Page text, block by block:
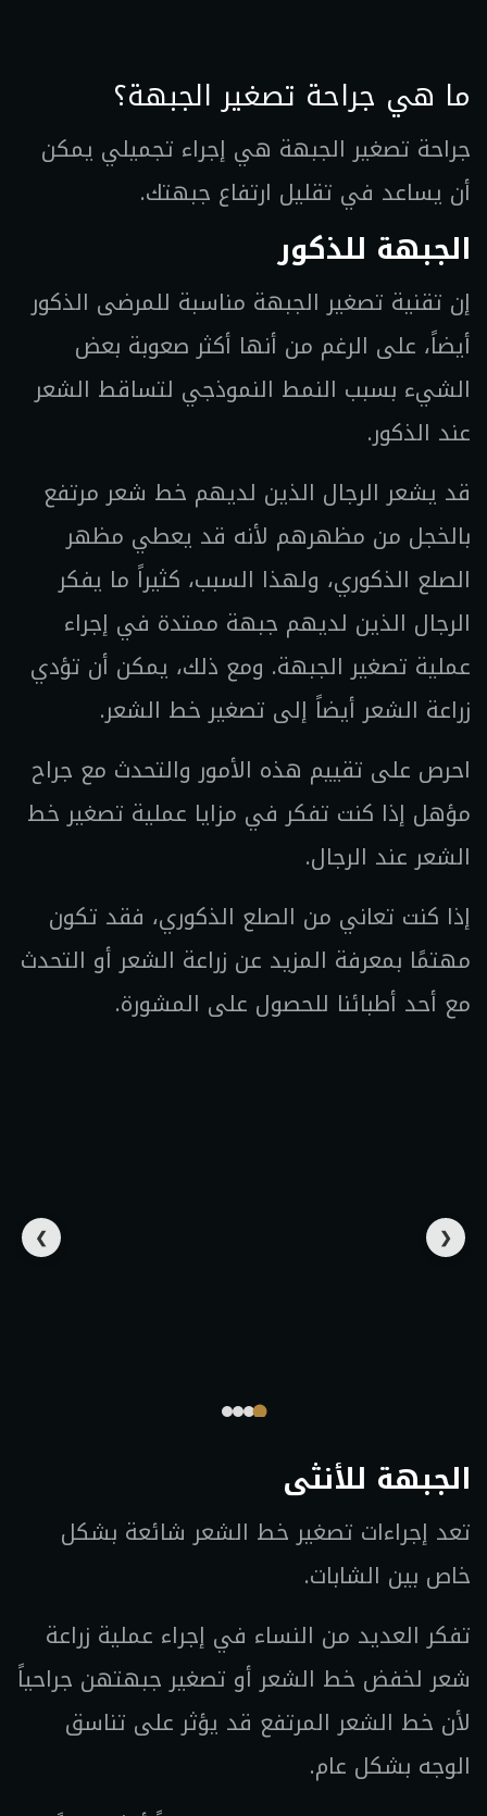
ما هي جراحة تصغير الجبهة؟
جراحة تصغير الجبهة هي إجراء تجميلي يمكن
أن يساعد في تقليل ارتفاع جبهتك.
الجبهة للذكور
إن تقنية تصغير الجبهة مناسبة للمرضى الذكور
أيضاً، على الرغم من أنها أكثر صعوبة بعض
الشيء بسبب النمط النموذجي لتساقط الشعر
عند الذكور.
قد يشعر الرجال الذين لديهم خط شعر مرتفع
بالخجل من مظهرهم لأنه قد يعطي مظهر
الصلع الذكوري، ولهذا السبب، كثيراً ما يفكر
الرجال الذين لديهم جبهة ممتدة في إجراء
عملية تصغير الجبهة. ومع ذلك، يمكن أن تؤدي
زراعة الشعر أيضاً إلى تصغير خط الشعر.
احرص على تقييم هذه الأمور والتحدث مع جراح
مؤهل إذا كنت تفكر في مزايا عملية تصغير خط
الشعر عند الرجال.
إذا كنت تعاني من الصلع الذكوري، فقد تكون
مهتمًا بمعرفة المزيد عن زراعة الشعر أو التحدث
مع أحد أطبائنا للحصول على المشورة.
❮
❯
الجبهة للأنثى
تعد إجراءات تصغير خط الشعر شائعة بشكل
خاص بين الشابات.
تفكر العديد من النساء في إجراء عملية زراعة
شعر لخفض خط الشعر أو تصغير جبهتهن جراحياً
لأن خط الشعر المرتفع قد يؤثر على تناسق
الوجه بشكل عام.